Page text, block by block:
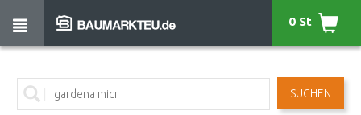
SUCHEN
0 St